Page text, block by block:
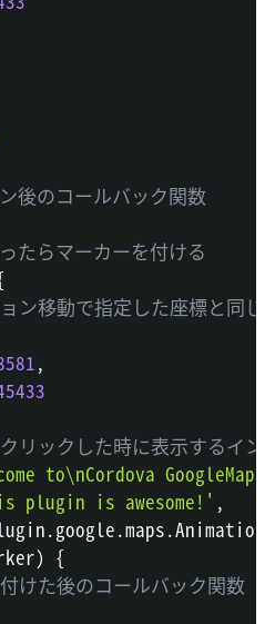
後のコールバック関数
たらマーカーを付ける
ン移動で指定した座標と同じ
,
リックした時に表示するイン
to\nCordova
plugin is awesome!' ,
.google.maps.Animation
) {
けた後のコールバック関数